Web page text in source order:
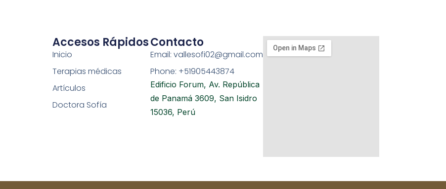
Accesos Rápidos
Inicio
Terapias médicas
Artículos
Doctora Sofía
Contacto
Email: vallesofi02@gmail.com
Phone: +51905443874
Edificio Forum, Av. República
de Panamá 3609, San Isidro
15036, Perú